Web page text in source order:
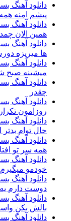
دانلود آهنگ
پیشم امنه
دانلود آهنگ
همین الان
دانلود آهنگ
ها میریزه
دانلود آهنگ
میشینه صبح
دانلود آهنگ
چقدر
دانلود آهنگ
روزامون
دانلود آهنگ
حال توام بدتر
دانلود آهنگ
همه سر تو
دانلود آهنگ
خودمو
دانلود آهنگ
دوست دارم
دانلود آهنگ
بالش بکن
دانلود آهنگ